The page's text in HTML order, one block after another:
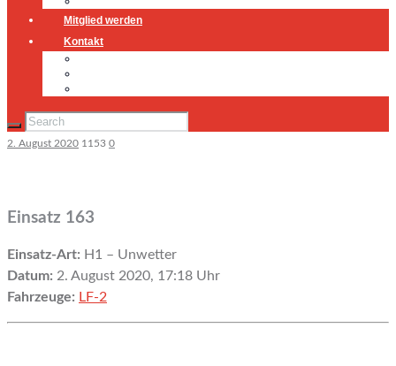
Mitglied werden
Kontakt
2. August 2020 1153 0
Einsatz 163
Einsatz-Art: H1 – Unwetter
Datum: 2. August 2020, 17:18 Uhr
Fahrzeuge: LF-2